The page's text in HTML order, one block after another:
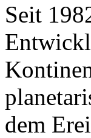
Seit
dem